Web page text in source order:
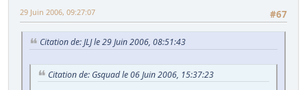
#67
29 Juin 2006, 09:27:07
Citation de: JLJ le 29 Juin 2006, 08:51:43
Citation de: Gsquad le 06 Juin 2006, 15:37:23